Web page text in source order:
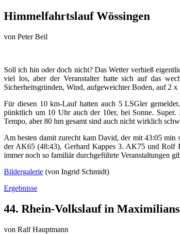
Himmelfahrtslauf Wössingen
von Peter Beil
Soll ich hin oder doch nicht? Das Wetter verhieß
viel los, aber der Veranstalter hatte sich auf das
Sicherheitsgründen, Wind, aufgeweichter Boden, auf 2
Für diesen 10 km-Lauf hatten auch 5 LSGler
pünktlich um 10 Uhr auch der 10er, bei Sonne.
Tempo, aber 80 hm gesamt sind auch nicht wirklich
Am besten damit zurecht kam David, der mit 43:05
der AK65 (48:43), Gerhard Kappes 3. AK75 und Rolf
immer noch so familiär durchgeführte Veranstaltungen
Bildergalerie (von Ingrid Schmidt)
Ergebnisse
44. Rhein-Volkslauf in
von Ralf Hauptmann